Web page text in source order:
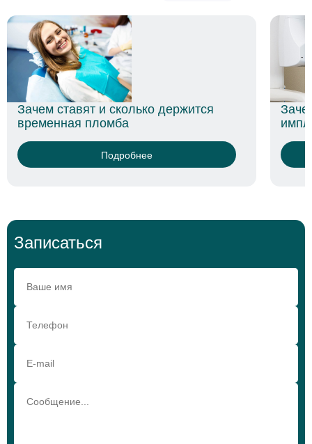
ставят и сколько держится
пломба
Подробнее
Зачем
Записаться